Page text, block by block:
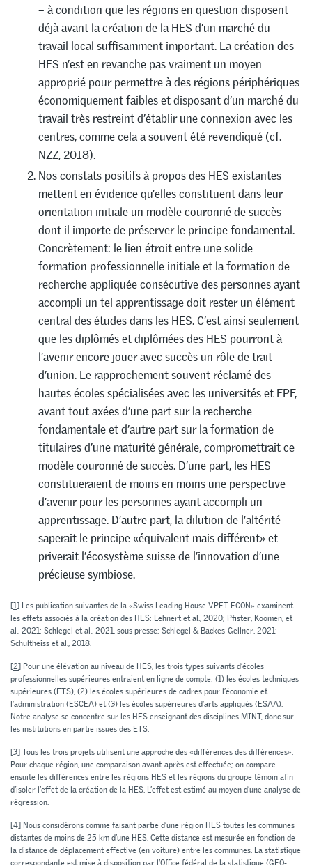
– à condition que les régions en question disposent
déjà avant la création de la HES d’un marché du
travail local suffisamment important. La création des
HES n’est en revanche pas vraiment un moyen
approprié pour permettre à des régions périphériques
économiquement faibles et disposant d’un marché du
travail très restreint d’établir une connexion avec les
centres, comme cela a souvent été revendiqué (cf.
NZZ, 2018).
Nos constats positifs à propos des HES existantes
mettent en évidence qu’elles constituent dans leur
orientation initiale un modèle couronné de succès
dont il importe de préserver le principe fondamental.
Concrètement: le lien étroit entre une solide
formation professionnelle initiale et la formation de
recherche appliquée consécutive des personnes ayant
accompli un tel apprentissage doit rester un élément
central des études dans les HES. C’est ainsi seulement
que les diplômés et diplômées des HES pourront à
l’avenir encore jouer avec succès un rôle de trait
d’union. Le rapprochement souvent réclamé des
hautes écoles spécialisées avec les universités et EPF,
avant tout axées d’une part sur la recherche
fondamentale et d’autre part sur la formation de
titulaires d’une maturité générale, compromettrait ce
modèle couronné de succès. D’une part, les HES
constitueraient de moins en moins une perspective
d’avenir pour les personnes ayant accompli un
apprentissage. D’autre part, la dilution de l’altérité
saperait le principe «équivalent mais différent» et
priverait l’écosystème suisse de l’innovation d’une
précieuse symbiose.
[1] Les publication suivantes de la «Swiss Leading House VPET-ECON» examinent
les effets associés à la création des HES: Lehnert et al., 2020; Pfister, Koomen, et
al., 2021; Schlegel et al., 2021, sous presse; Schlegel & Backes-Gellner, 2021;
Schultheiss et al., 2018.
[2] Pour une élévation au niveau de HES, les trois types suivants d’écoles
professionnelles supérieures entraient en ligne de compte: (1) les écoles techniques
supérieures (ETS), (2) les écoles supérieures de cadres pour l’économie et
l’administration (ESCEA) et (3) les écoles supérieures d’arts appliqués (ESAA).
Notre analyse se concentre sur les HES enseignant des disciplines MINT, donc sur
les institutions en partie issues des ETS.
[3]Tous les trois projets utilisent une approche des «différences des différences».
Pour chaque région, une comparaison avant-après est effectuée; on compare
ensuite les différences entre les régions HES et les régions du groupe témoin afin
d’isoler l’effet de la création de la HES. L’effet est estimé au moyen d’une analyse de
régression.
[4] Nous considérons comme faisant partie d’une région HES toutes les communes
distantes de moins de 25 km d’une HES. Cette distance est mesurée en fonction de
la distance de déplacement effective (en voiture) entre les communes. La statistique
correspondante est mise à disposition par l’Office fédéral de la statistique (GEO­